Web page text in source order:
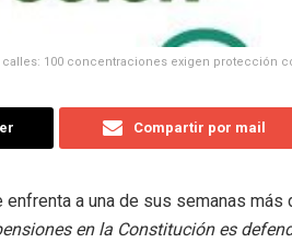
100 concentraciones exigen protección
Compartir por mail
a una de sus semanas más
en la Constitución es